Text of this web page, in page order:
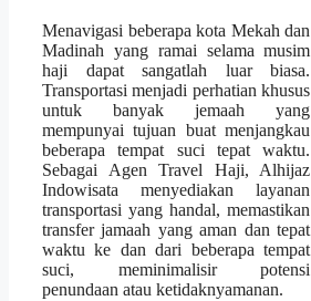
Menavigasi beberapa kota Mekah dan
Madinah yang ramai selama musim
haji dapat sangatlah luar biasa.
Transportasi menjadi perhatian khusus
untuk banyak jemaah yang
mempunyai tujuan buat menjangkau
beberapa tempat suci tepat waktu.
Sebagai Agen Travel Haji, Alhijaz
Indowisata menyediakan layanan
transportasi yang handal, memastikan
transfer jamaah yang aman dan tepat
waktu ke dan dari beberapa tempat
suci, meminimalisir potensi
penundaan atau ketidaknyamanan.